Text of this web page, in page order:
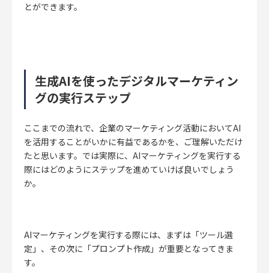
とができます。
生成AIを使ったデジタルマーケティン
グの実行ステップ
ここまでの流れで、企業のマーケティング活動においてAI
を活用することがいかに有益であるかを、ご理解いただけ
たと思います。では実際に、AIマーケティングを実行する
際にはどのようにステップを進めていけば良いでしょう
か。
AIマーケティングを実行する際には、まずは「ツール選
定」、その次に「プロンプト作成」が重要となってきま
す。